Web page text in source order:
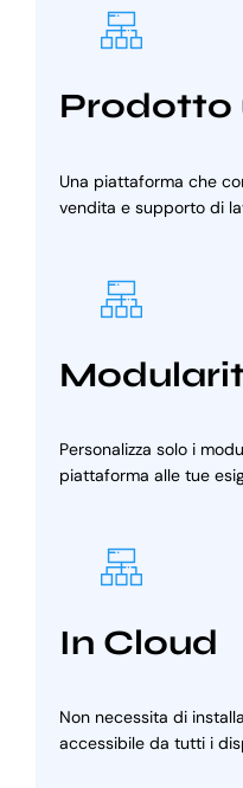
Prodotto
Una piattaforma che
vendita e supporto di
Personalizza solo i
piattaforma alle tue
In Cloud
Non necessita di
accessibile da tutti i